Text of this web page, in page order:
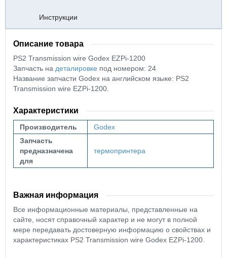
Инструкции
Описание товара
PS2 Transmission wire Godex EZPi-1200
Запчасть на деталировке под номером: 24
Название запчасти Godex на английском языке: PS2
Transmission wire EZPi-1200.
Характеристики
Производитель
Godex
Запчасть
предназначена
для
термопринтера
Важная информация
Все информационные материалы, представленные на
сайте, носят справочный характер и не могут в полной
мере передавать достоверную информацию о свойствах и
характеристиках PS2 Transmission wire Godex EZPi-1200.